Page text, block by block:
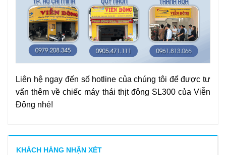
Liên hệ ngay đến số hotline của chúng tôi để được tư
vấn thêm về chiếc máy thái thịt đông SL300 của Viễn
Đông nhé!
KHÁCH HÀNG NHẬN XÉT